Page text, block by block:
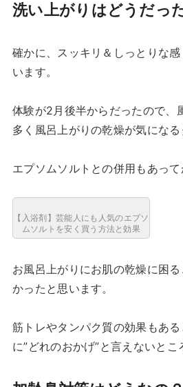
洗い上がりはどうだっ
確かに、スッキリ＆しっとりな
います。
体験が2月後半からだったので、
多く風呂上がりの乾燥が気になる
エプソムソルトとの併用もあっ
【入浴剤】芸能人にも人気のエプソ
ムソルトを安く買う方法と効果
お風呂上がりにお肌の乾燥に困
かったと思います。
筋トレやタンパク質の効果もあ
に”どれのおかげ”と言えないとこ